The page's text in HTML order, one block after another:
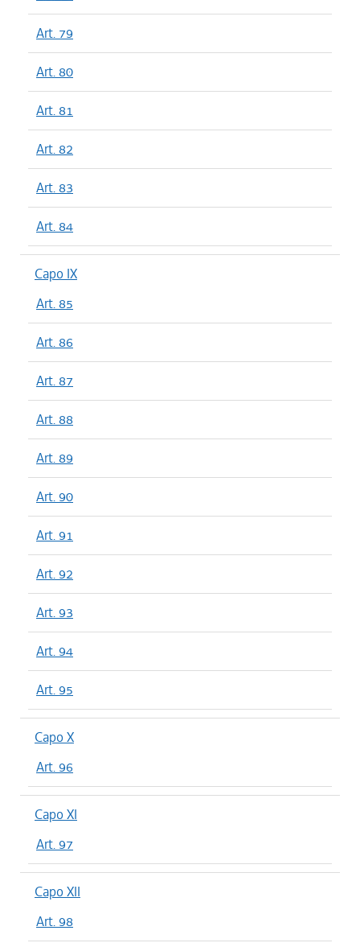
Art. 79
Art. 80
Art. 81
Art. 82
Art. 83
Art. 84
Capo IX
Art. 85
Art. 86
Art. 87
Art. 88
Art. 89
Art. 90
Art. 91
Art. 92
Art. 93
Art. 94
Art. 95
Capo X
Art. 96
Capo XI
Art. 97
Capo XII
Art. 98